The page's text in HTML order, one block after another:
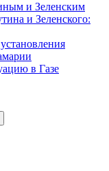
и Зеленским
и Зеленского:
в Газе